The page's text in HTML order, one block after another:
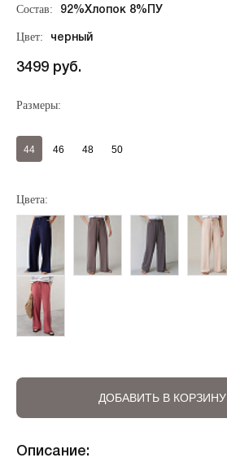
Регистрация
Состав: 92%Хлопок 8%ПУ
Цвет: черный
3499 руб.
Размеры:
44 46 48 50
Цвета:
ДОБАВИТЬ В КОРЗИНУ
Описание: